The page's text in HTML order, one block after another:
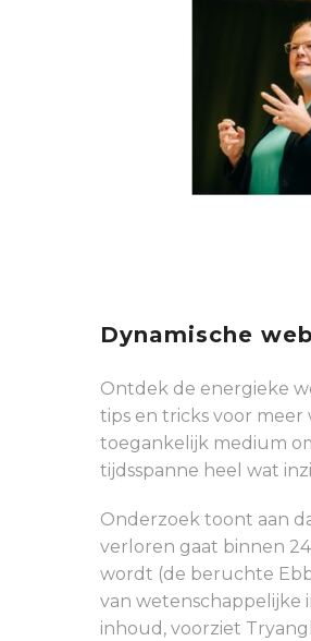
Dynamische
Ontdek de energieke
tips en tricks voor
toegankelijk medium
tijdsspanne heel wat
Onderzoek toont aan
verloren gaat binnen
wordt (de beruchte
van wetenschappelijke
inhoud, voorziet